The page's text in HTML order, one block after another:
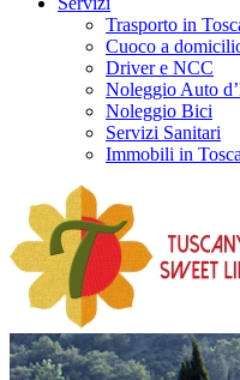
Trasporto in
Cuoco a
Driver e NCC
Noleggio Auto
Noleggio Bici
Servizi Sanitari
Immobili in